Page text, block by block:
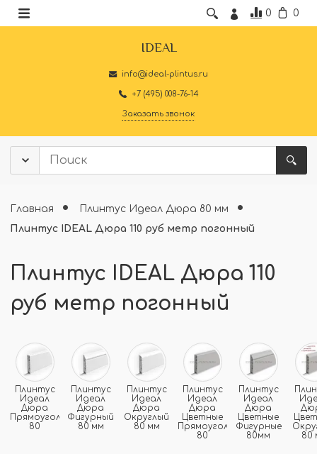
0 0
IDEAL
info@ideal-plintus.ru
+7 (495) 008-76-14
Заказать звонок
Главная
Плинтус Идеал Дюра 80 мм
Плинтус IDEAL Дюра 110 руб метр погонный
Плинтус IDEAL Дюра 110
руб метр погонный
Плинтус
Идеал
Дюра
Прямоугольный
80
Плинтус
Идеал
Дюра
Фигурный
80 мм
Плинтус
Идеал
Дюра
Округлый
80 мм
Плинтус
Идеал
Дюра
Цветные
Прямоугольные
80
Плинтус
Идеал
Дюра
Цветные
Фигурные
80мм
80